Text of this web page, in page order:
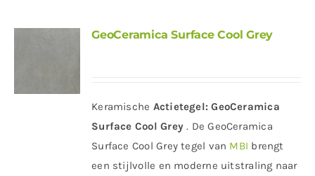
GeoCeramica Surface Cool Grey
Keramische Actietegel: GeoCeramica
Surface Cool Grey. De GeoCeramica
Surface Cool Grey tegel van MBI brengt
een stijlvolle en moderne uitstraling naar